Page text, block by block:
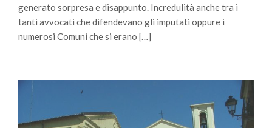
generato sorpresa e disappunto. Incredulità anche tra i
tanti avvocati che difendevano gli imputati oppure i
numerosi Comuni che si erano […]